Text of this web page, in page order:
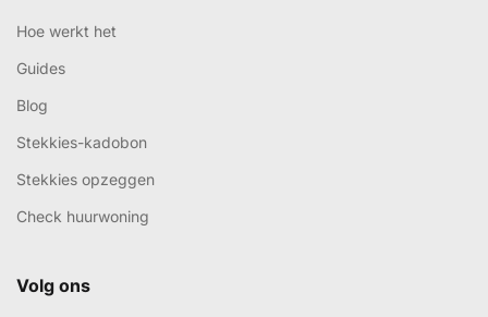
Hoe werkt het
Guides
Blog
Stekkies-kadobon
Stekkies opzeggen
Check huurwoning
Volg ons